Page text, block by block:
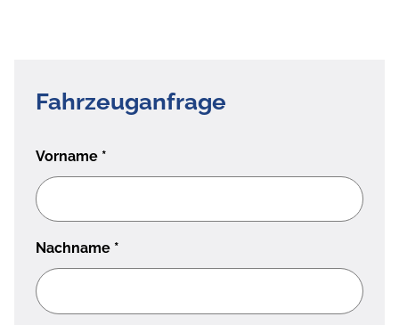
Fahrzeuganfrage
Vorname *
Nachname *